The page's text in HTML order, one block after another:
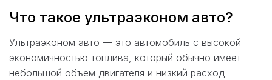
Что такое ультраэконом авто?
Ультраэконом авто — это автомобиль с высокой
экономичностью топлива, который обычно имеет
небольшой объем двигателя и низкий расход